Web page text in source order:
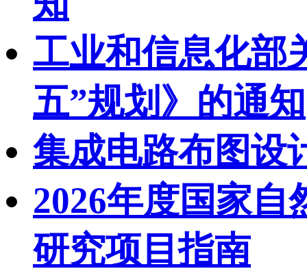
工业和信息化部
五”规划》的通知
集成电路布图设
2026年度国家
研究项目指南